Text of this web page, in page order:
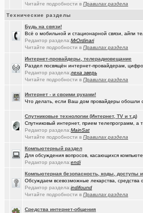
Задолбали расклейщики рекламы(spyfreem..)
прописка она же регистрация (drob_vv_..)
ОК Восток-Запад - что это, кто это?!
Мёд Пасеки Сибирское медовье.(Пасечник)
Кто такой человек?(kinslayer)
Старости Омска.(Молодец.) +159
(tramov)
Красивая одежда для худеньких девушек
Забор из профнастила, как правильно?
А у кого это сегодня День рождения?
Читайте подробности в Правилах раздела
Технические разделы
Будь на связи!
Всё о мобильной и стационарной связи, айпи
Редактор раздела:MrOrdinari
Читайте подробности в Правилах раздела
Интернет-провайдеры, телерадиовещание
Раздел посвящён интернет-провайдерам,
Редактор раздела:леха зверь
Читайте подробности в Правилах раздела
Интернет - и своими руками!
Что делать, если Ваш дом провайдеры обошли
Спутниковые технологии (Интернет, TV и т.д)
Спутниковый интернет, прием телепрограмм, а
Редактор раздела:MainSat
Читайте подробности в Правилах раздела
Компьютерный раздел
Для обсуждения вопросов, касающихся
Редактор раздела:endi
Компьютерная безопасность, коды, доступы и
Обсуждаем всевозможные лекарства, средства
Редактор раздела:indifound
Читайте подробности в Правилах раздела
Средства интернет-общения